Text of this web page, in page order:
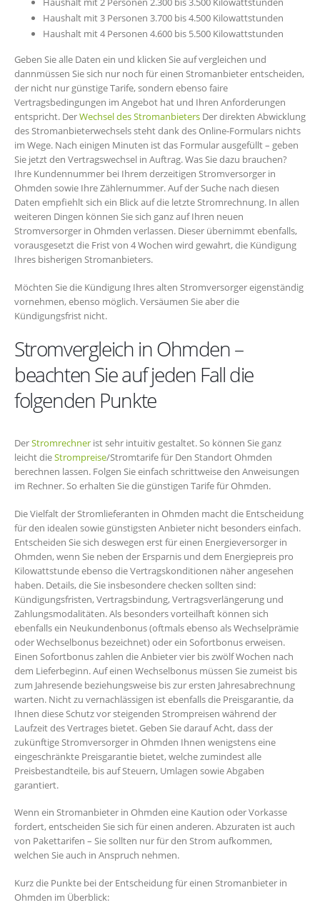
Haushalt mit 3 Personen 3.700 bis 4.500 Kilowattstunden
Haushalt mit 4 Personen 4.600 bis 5.500 Kilowattstunden
Geben Sie alle Daten ein und klicken Sie auf vergleichen und
dannmüssen Sie sich nur noch für einen Stromanbieter entscheiden,
der nicht nur günstige Tarife, sondern ebenso faire
Vertragsbedingungen im Angebot hat und Ihren Anforderungen
entspricht. DerWechsel des Stromanbieters Der direkten Abwicklung
des Stromanbieterwechsels steht dank des Online-Formulars nichts
im Wege. Nach einigen Minuten ist das Formular ausgefüllt – geben
Sie jetzt den Vertragswechsel in Auftrag. Was Sie dazu brauchen?
Ihre Kundennummer bei Ihrem derzeitigen Stromversorger in
Ohmden sowie Ihre Zählernummer. Auf der Suche nach diesen
Daten empfiehlt sich ein Blick auf die letzte Stromrechnung. In allen
weiteren Dingen können Sie sich ganz auf Ihren neuen
Stromversorger in Ohmden verlassen. Dieser übernimmt ebenfalls,
vorausgesetzt die Frist von 4 Wochen wird gewahrt, die Kündigung
Ihres bisherigen Stromanbieters.
Möchten Sie die Kündigung Ihres alten Stromversorger eigenständig
vornehmen, ebenso möglich. Versäumen Sie aber die
Kündigungsfrist nicht.
Stromvergleich in Ohmden –
beachten Sie auf jeden Fall die
folgenden Punkte
DerStromrechner ist sehr intuitiv gestaltet. So können Sie ganz
leicht dieStrompreise/Stromtarife für Den Standort Ohmden
berechnen lassen. Folgen Sie einfach schrittweise den Anweisungen
im Rechner. So erhalten Sie die günstigen Tarife für Ohmden.
Die Vielfalt der Stromlieferanten in Ohmden macht die Entscheidung
für den idealen sowie günstigsten Anbieter nicht besonders einfach.
Entscheiden Sie sich deswegen erst für einen Energieversorger in
Ohmden, wenn Sie neben der Ersparnis und dem Energiepreis pro
Kilowattstunde ebenso die Vertragskonditionen näher angesehen
haben. Details, die Sie insbesondere checken sollten sind:
Kündigungsfristen, Vertragsbindung, Vertragsverlängerung und
Zahlungsmodalitäten. Als besonders vorteilhaft können sich
ebenfalls ein Neukundenbonus (oftmals ebenso als Wechselprämie
oder Wechselbonus bezeichnet) oder ein Sofortbonus erweisen.
Einen Sofortbonus zahlen die Anbieter vier bis zwölf Wochen nach
dem Lieferbeginn. Auf einen Wechselbonus müssen Sie zumeist bis
zum Jahresende beziehungsweise bis zur ersten Jahresabrechnung
warten. Nicht zu vernachlässigen ist ebenfalls die Preisgarantie, da
Ihnen diese Schutz vor steigenden Strompreisen während der
Laufzeit des Vertrages bietet. Geben Sie darauf Acht, dass der
zukünftige Stromversorger in Ohmden Ihnen wenigstens eine
eingeschränkte Preisgarantie bietet, welche zumindest alle
Preisbestandteile, bis auf Steuern, Umlagen sowie Abgaben
garantiert.
Wenn ein Stromanbieter in Ohmden eine Kaution oder Vorkasse
fordert, entscheiden Sie sich für einen anderen. Abzuraten ist auch
von Pakettarifen – Sie sollten nur für den Strom aufkommen,
welchen Sie auch in Anspruch nehmen.
Kurz die Punkte bei der Entscheidung für einen Stromanbieter in
Ohmden im Überblick: